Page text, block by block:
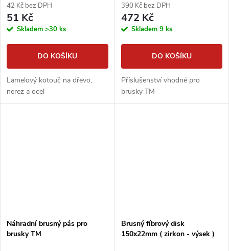
42 Kč bez DPH
51 Kč
Skladem >30 ks
DO KOŠÍKU
Lamelový kotouč na dřevo,
nerez a ocel
390 Kč bez DPH
472 Kč
Skladem 9 ks
DO KOŠÍKU
Příslušenství vhodné pro
brusky TM
Náhradní brusný pás pro
brusky TM
Brusný fíbrový disk
150x22mm ( zirkon - výsek )